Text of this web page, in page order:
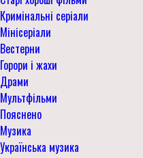
Кримінальні серіали
Мінісеріали
Вестерни
Горори і жахи
Драми
Мультфільми
Пояснено
Музика
Українська музика